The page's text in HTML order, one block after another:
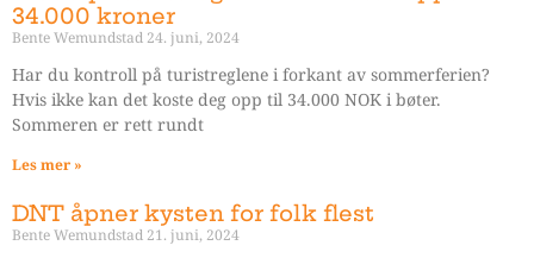
34.000 kroner
Bente Wemundstad 24. juni, 2024
Har du kontroll på turistreglene i forkant av sommerferien?
Hvis ikke kan det koste deg opp til 34.000 NOK i bøter.
Sommeren er rett rundt
Les mer »
DNT åpner kysten for folk flest
Bente Wemundstad 21. juni, 2024